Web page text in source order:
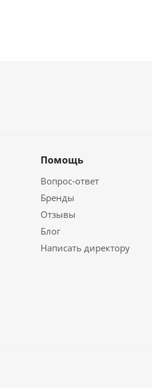
Помощь
Вопрос-ответ
Бренды
Отзывы
Блог
Написать директору